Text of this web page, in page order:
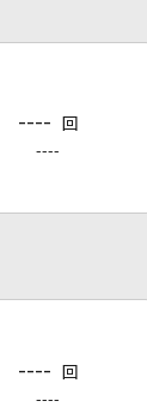
---- 回
----
---- 回
----